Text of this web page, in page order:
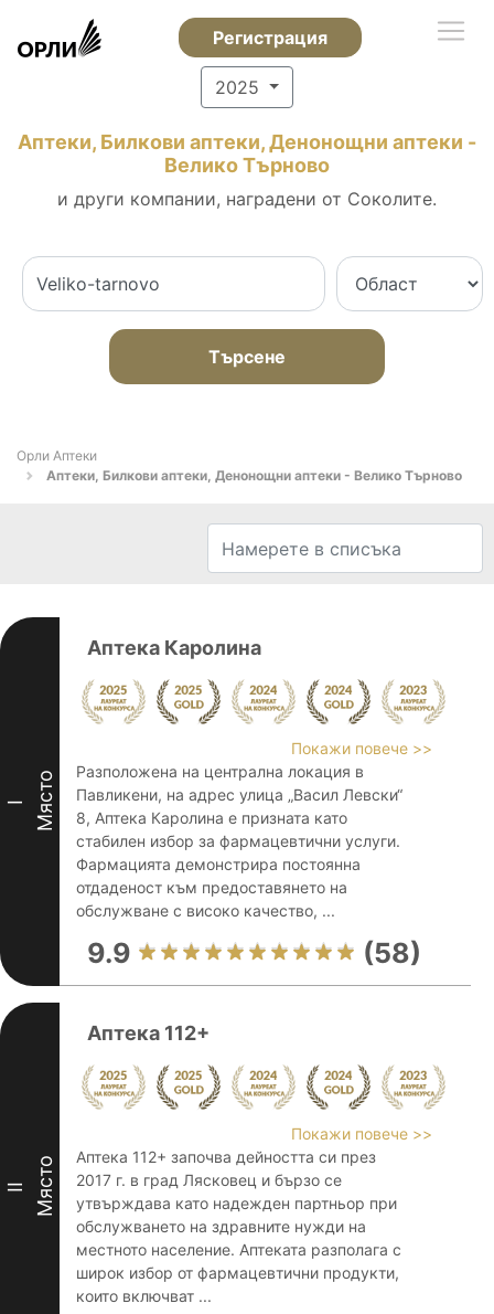
Регистрация
2025
Аптеки, Билкови аптеки, Денонощни аптеки -
Велико Търново
и други компании, наградени от Соколите.
Търсене
Орли Аптеки
Аптеки, Билкови аптеки, Денонощни аптеки - Велико Търново
I Място
Аптека Каролина
Покажи повече >>
Разположена на централна локация в
Павликени, на адрес улица „Васил Левски“
8, Аптека Каролина е призната като
стабилен избор за фармацевтични услуги.
Фармацията демонстрира постоянна
отдаденост към предоставянето на
обслужване с високо качество, ...
9.9 (58)
II Място
Аптека 112+
Покажи повече >>
Аптека 112+ започва дейността си през
2017 г. в град Лясковец и бързо се
утвърждава като надежден партньор при
обслужването на здравните нужди на
местното население. Аптеката разполага с
широк избор от фармацевтични продукти,
които включват ...